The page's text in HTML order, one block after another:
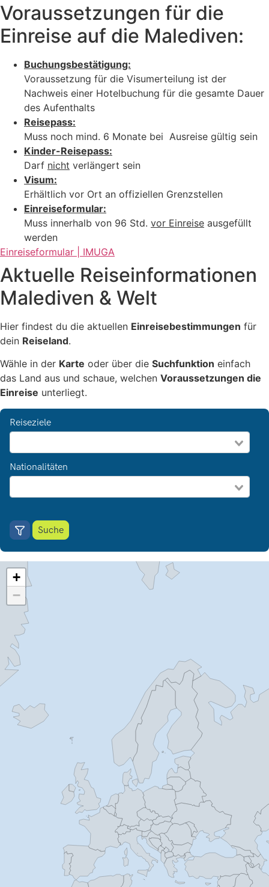
Voraussetzungen für die
Einreise auf die Malediven:
Buchungsbestätigung:
Voraussetzung für die Visumerteilung ist der
Nachweis einer Hotelbuchung für die gesamte Dauer
des Aufenthalts
Reisepass:
Muss noch mind. 6 Monate bei Ausreise gültig sein
Kinder-Reisepass:
Darf nicht verlängert sein
Visum:
Erhältlich vor Ort an offiziellen Grenzstellen
Einreiseformular:
Muss innerhalb von 96 Std. vor Einreise ausgefüllt
werden
Einreiseformular | IMUGA
Aktuelle Reiseinformationen
Malediven & Welt
Hier findest du die aktuellen Einreisebestimmungen für
dein Reiseland.
Wähle in der Karte oder über die Suchfunktion einfach
das Land aus und schaue, welchen Voraussetzungen die
Einreise unterliegt.